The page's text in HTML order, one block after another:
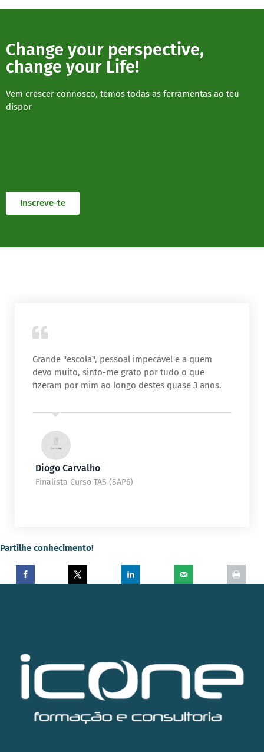
Change your perspective,
change your Life!
Vem crescer connosco, temos todas as ferramentas ao teu
dispor
Inscreve-te
Grande "escola", pessoal impecável e a quem
devo muito, sinto-me grato por tudo o que
fizeram por mim ao longo destes quase 3 anos.
Diogo Carvalho
Finalista Curso TAS (SAP6)
Partilhe conhecimento!